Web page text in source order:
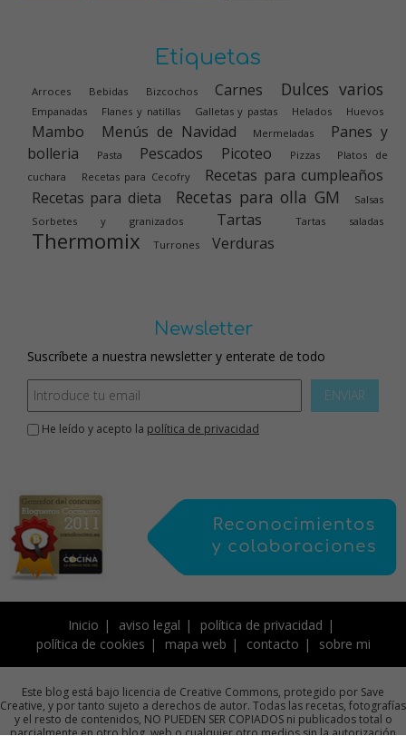
Etiquetas
Arroces Bebidas Bizcochos Carnes Dulces varios
Empanadas Flanes y natillas Galletas y pastas Helados Huevos
Mambo Menús de Navidad Mermeladas
Panes y
bolleria
Pasta Pescados Picoteo Pizzas
Platos de
cuchara
Recetas para Cecofry
Recetas para cumpleaños
Recetas para dieta
Recetas para olla GM
Salsas
Sorbetes y granizados
Tartas Tartas saladas
Thermomix Turrones Verduras
Newsletter
Suscríbete a nuestra newsletter y enterate de todo
ENVIAR
He leído y acepto la política de privacidad
Inicio aviso legal
política de privacidad
política de cookies
mapa web contacto sobre mi
Este blog está bajo licencia de Creative Commons, protegido por Save
Creative, y por tanto sujeto a derechos de autor. Todas las recetas, fotografías
y el resto de contenidos, NO PUEDEN SER COPIADOS ni publicados total o
parcialmente en otro blog, web o cualquier otro medios sin la autorización